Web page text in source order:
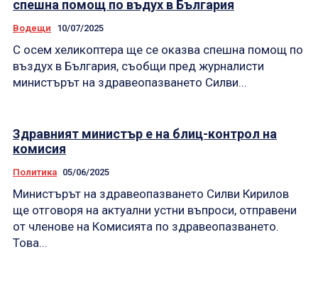
спешна помощ по въдух в България
Водещи 10/07/2025
С осем хеликоптера ще се оказва спешна помощ по
въздух в България, съобщи пред журналисти
министърът на здравеопазването Силви...
Здравният министър е на блиц-контрол на
комисия
Политика 05/06/2025
Министърът на здравеопазването Силви Кирилов
ще отговоря на актуални устни въпроси, отправени
от членове на Комисията по здравеопазването.
Това...